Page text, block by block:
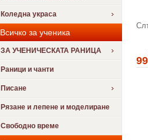
Коледна украса
Всичко за ученика
ЗА УЧЕНИЧЕСКАТА РАНИЦА
Раници и чанти
Писане
Рязане и лепене и моделиране
Свободно време
99